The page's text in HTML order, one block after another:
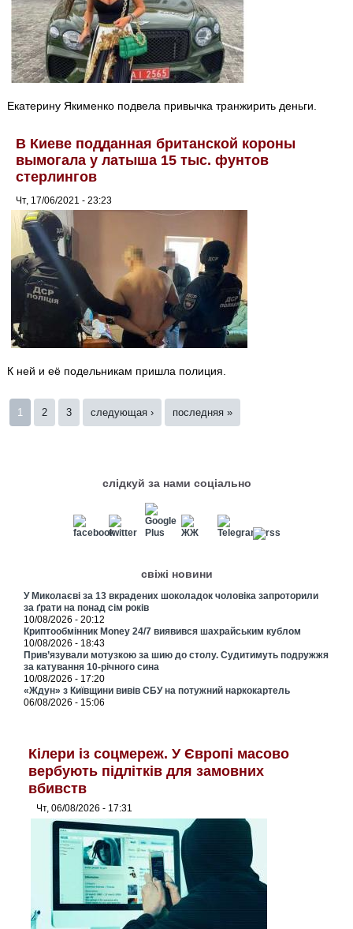
Екатерину Якименко подвела привычка транжирить деньги.
В Киеве подданная британской короны
вымогала у латыша 15 тыс. фунтов
стерлингов
Чт, 17/06/2021 - 23:23
К ней и её подельникам пришла полиция.
Страницы
1 2 3 следующая › последняя »
слідкуй за нами соціально
свіжі новини
У Миколаєві за 13 вкрадених шоколадок чоловіка запроторили
за ґрати на понад сім років
10/08/2026 - 20:12
Криптообмінник Money 24/7 виявився шахрайським кублом
10/08/2026 - 18:43
Прив’язували мотузкою за шию до столу. Судитимуть подружжя
за катування 10-річного сина
10/08/2026 - 17:20
«Ждун» з Київщини вивів СБУ на потужний наркокартель
06/08/2026 - 15:06
Кілери із соцмереж. У Європі масово
вербують підлітків для замовних
вбивств
Чт, 06/08/2026 - 17:31